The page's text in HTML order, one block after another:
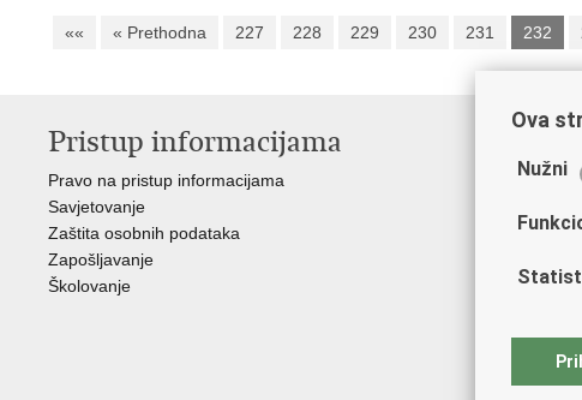
«« « Prethodna 227 228 229 230 231 232
Pristup informacijama
Pravo na pristup informacijama
Savjetovanje
Zaštita osobnih podataka
Zapošljavanje
Školovanje
Udruge
Zaklada
Centar
"Ivan
Ova
Nužni